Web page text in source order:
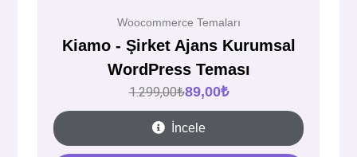
Woocommerce Temaları
Kiamo - Şirket Ajans Kurumsal
WordPress Teması
1.299,00₺89,00₺
İncele